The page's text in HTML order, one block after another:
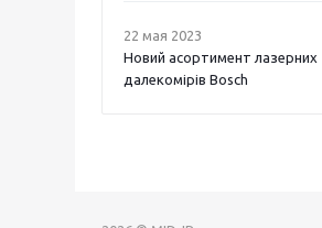
22 мая 2023
Новий асортимент лазерних
далекомірів Bosch